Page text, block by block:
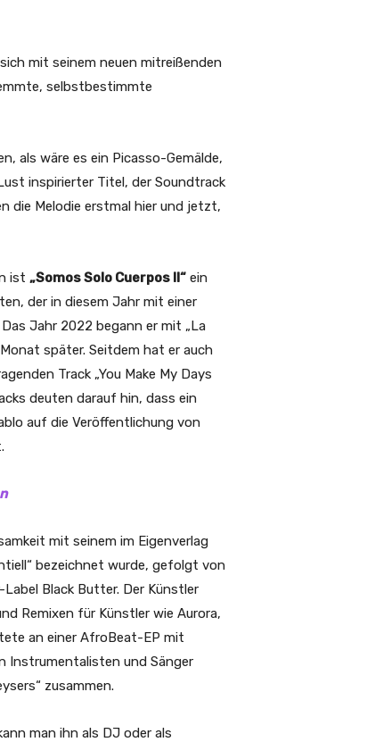
mit seinem neuen mitreißenden
selbstbestimmte
als wäre es ein Picasso-Gemälde,
inspirierter Titel, der Soundtrack
die Melodie erstmal hier und jetzt,
ist „Somos Solo Cuerpos II“ ein
der in diesem Jahr mit einer
Jahr 2022 begann er mit „La
später. Seitdem hat er auch
Track „You Make My Days
deuten darauf hin, dass ein
auf die Veröffentlichung von
mit seinem im Eigenverlag
bezeichnet wurde, gefolgt von
Black Butter. Der Künstler
Remixen für Künstler wie Aurora,
an einer AfroBeat-EP mit
Instrumentalisten und Sänger
zusammen.
man ihn als DJ oder als